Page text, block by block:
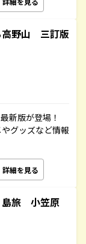
野山 三訂版
新版が登場！
グッズなど情報
詳細を見る
旅 小笠原